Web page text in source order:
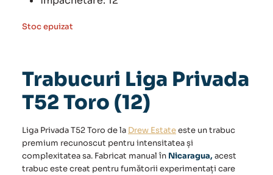
Stoc epuizat
Trabucuri Liga Privada
T52 Toro (12)
Liga Privada T52 Toro de la Drew Estateeste un trabuc
premium recunoscut pentru intensitatea și
complexitatea sa. Fabricat manual în Nicaragua, acest
trabuc este creat pentru fumătorii experimentați care